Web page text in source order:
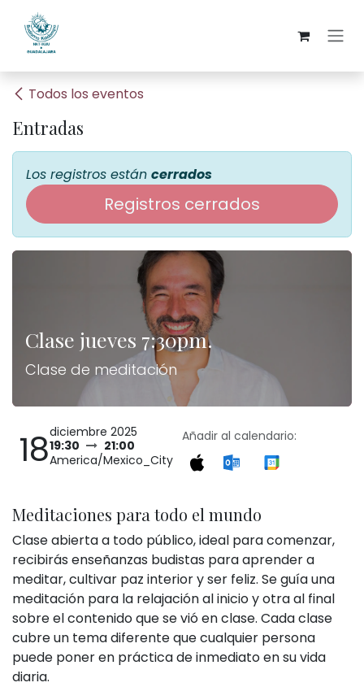
Ir al contenido
Todos los eventos
Entradas
Los registros están cerrados
Registros cerrados
Clase jueves 7:30pm.
Clase de meditación
18diciembre 2025
19:30
21:00
America/Mexico_City
Añadir al calendario:
Meditaciones para todo el mundo
Clase abierta a todo público, ideal para comenzar,
recibirás enseñanzas budistas para aprender a
meditar, cultivar paz interior y ser feliz. Se guía una
meditación para la relajación al inicio y otra al final
sobre el contenido que se vió en clase. Cada clase
cubre un tema diferente que cualquier persona
puede poner en práctica de inmediato en su vida
diaria.